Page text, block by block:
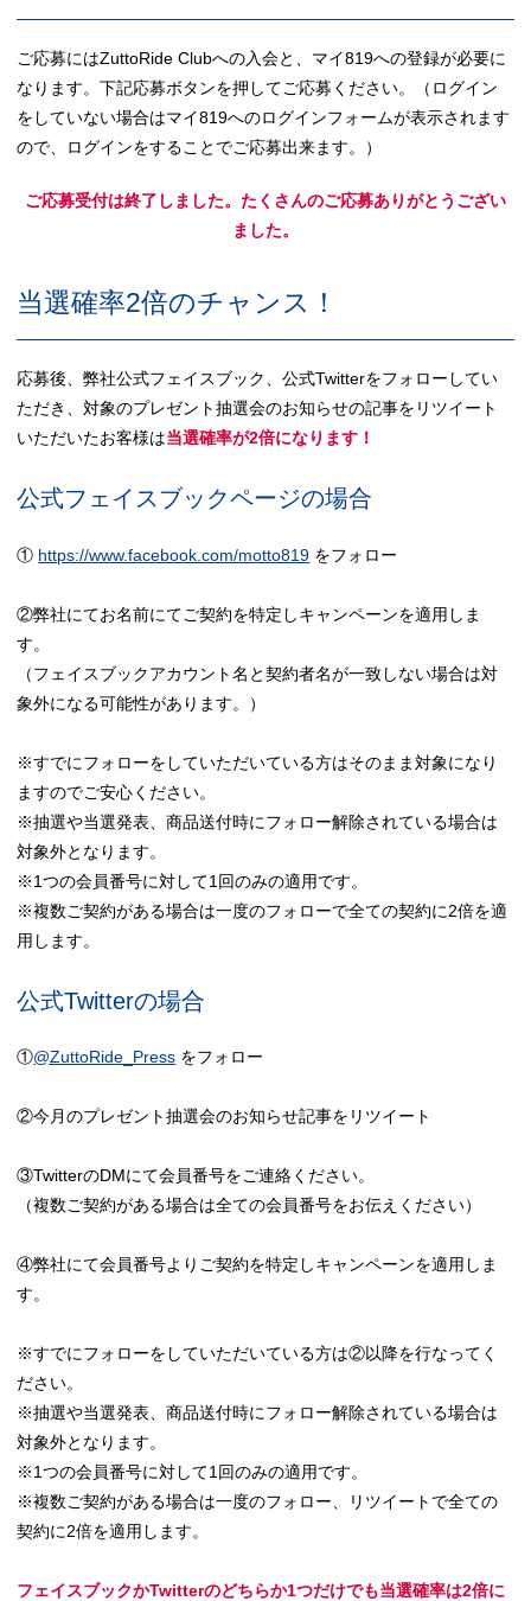
ご応募にはZuttoRide Clubへの入会と、マイ819への登録が必要に
なります。下記応募ボタンを押してご応募ください。（ログイン
をしていない場合はマイ819へのログインフォームが表示されます
ので、ログインをすることでご応募出来ます。）
ご応募受付は終了しました。たくさんのご応募ありがとうござい
ました。
当選確率2倍のチャンス！
応募後、弊社公式フェイスブック、公式Twitterをフォローしてい
ただき、対象のプレゼント抽選会のお知らせの記事をリツイート
いただいたお客様は当選確率が2倍になります！
公式フェイスブックページの場合
① https://www.facebook.com/motto819 をフォロー
②弊社にてお名前にてご契約を特定しキャンペーンを適用しま
す。
（フェイスブックアカウント名と契約者名が一致しない場合は対
象外になる可能性があります。）
※すでにフォローをしていただいている方はそのまま対象になり
ますのでご安心ください。
※抽選や当選発表、商品送付時にフォロー解除されている場合は
対象外となります。
※1つの会員番号に対して1回のみの適用です。
※複数ご契約がある場合は一度のフォローで全ての契約に2倍を適
用します。
公式Twitterの場合
①@ZuttoRide_Press をフォロー
②今月のプレゼント抽選会のお知らせ記事をリツイート
③TwitterのDMにて会員番号をご連絡ください。
（複数ご契約がある場合は全ての会員番号をお伝えください）
④弊社にて会員番号よりご契約を特定しキャンペーンを適用しま
す。
※すでにフォローをしていただいている方は②以降を行なってく
ださい。
※抽選や当選発表、商品送付時にフォロー解除されている場合は
対象外となります。
※1つの会員番号に対して1回のみの適用です。
※複数ご契約がある場合は一度のフォロー、リツイートで全ての
契約に2倍を適用します。
フェイスブックかTwitterのどちらか1つだけでも当選確率は2倍に